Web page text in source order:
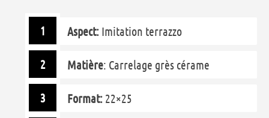
Aspect: Imitation terrazzo
Matière: Carrelage grès cérame
Format: 22×25